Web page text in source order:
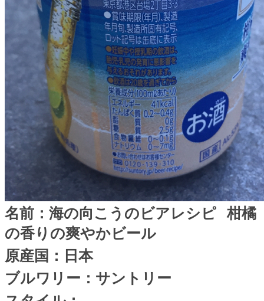
名前：海の向こうのビアレシピ
柑橘
の香りの爽やかビール
原産国：日本
ブルワリー：サントリー